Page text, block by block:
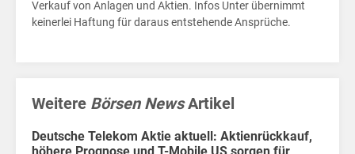
Berlin
für
Verkauf von Anlagen und Aktien. Infos Unter übernimmt
keinerlei Haftung für daraus entstehende Ansprüche.
Weitere Börsen NewsArtikel
Deutsche Telekom Aktie aktuell: Aktienrückkauf,